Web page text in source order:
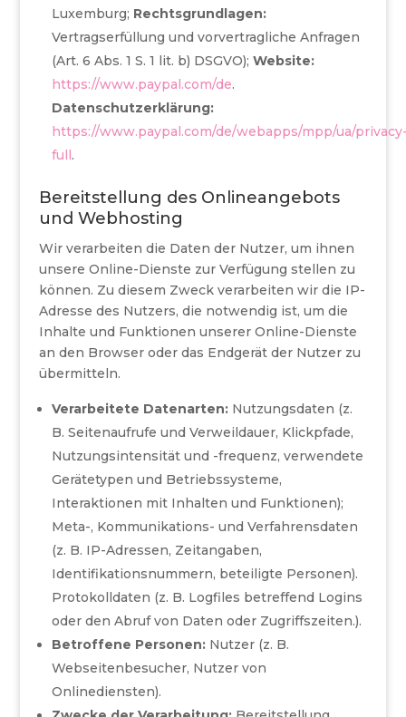
Luxemburg; Rechtsgrundlagen:
Vertragserfüllung und vorvertragliche Anfragen
(Art. 6 Abs. 1 S. 1 lit. b) DSGVO); Website:
https://www.paypal.com/de.
Datenschutzerklärung:
https://www.paypal.com/de/webapps/mpp/ua/
full.
Bereitstellung des Onlineangebots
und Webhosting
Wir verarbeiten die Daten der Nutzer, um ihnen
unsere Online-Dienste zur Verfügung stellen zu
können. Zu diesem Zweck verarbeiten wir die IP-
Adresse des Nutzers, die notwendig ist, um die
Inhalte und Funktionen unserer Online-Dienste
an den Browser oder das Endgerät der Nutzer zu
übermitteln.
Verarbeitete Datenarten:Nutzungsdaten (z.
B. Seitenaufrufe und Verweildauer, Klickpfade,
Nutzungsintensität und -frequenz, verwendete
Gerätetypen und Betriebssysteme,
Interaktionen mit Inhalten und Funktionen);
Meta-, Kommunikations- und Verfahrensdaten
(z. B. IP-Adressen, Zeitangaben,
Identifikationsnummern, beteiligte Personen).
Protokolldaten (z. B. Logfiles betreffend Logins
oder den Abruf von Daten oder Zugriffszeiten.).
Betroffene Personen:Nutzer (z. B.
Webseitenbesucher, Nutzer von
Onlinediensten).